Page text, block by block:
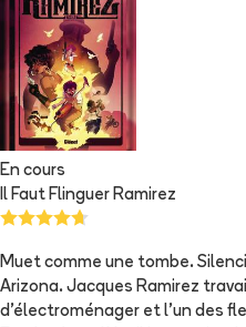
En cours
Il Faut Flinguer Ramirez
Muet comme une tombe.
Arizona. Jacques Ramirez
d'électroménager et l'un des